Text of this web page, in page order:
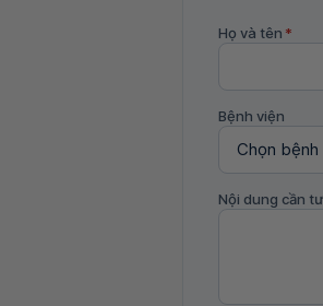
Họ và tên *
Bệnh viện
Nội dung cần